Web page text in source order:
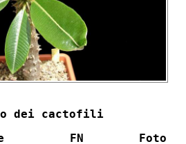
dei cactofili
FN Foto